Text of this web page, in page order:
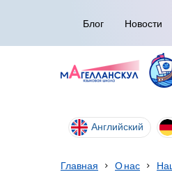
Блог Новости
Английский
Главная О нас